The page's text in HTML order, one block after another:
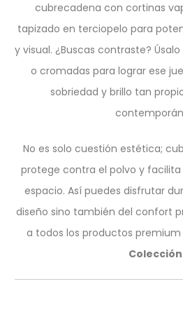
cubrecadena con cortinas
tapizado en terciopelo para
y visual. ¿Buscas contraste?
o cromadas para lograr ese
sobriedad y brillo tan
No es solo cuestión estética;
protege contra el polvo y facilita
espacio. Así puedes disfrutar
diseño sino también del confort
a todos los productos
Colección